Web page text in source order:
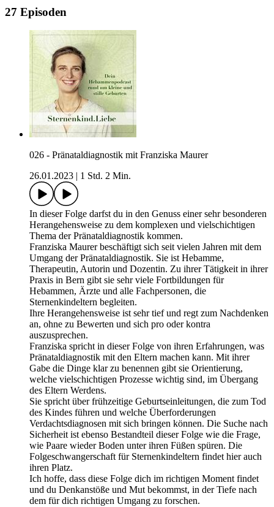
27 Episoden
026 - Pränataldiagnostik mit Franziska Maurer
26.01.2023
1 Std. 2 Min.
In dieser Folge darfst du in den Genuss einer sehr besonderen
Herangehensweise zu dem komplexen und vielschichtigen
Thema der Pränataldiagnostik kommen.
Franziska Maurer beschäftigt sich seit vielen Jahren mit dem
Umgang der Pränataldiagnostik. Sie ist Hebamme,
Therapeutin, Autorin und Dozentin. Zu ihrer Tätigkeit in ihrer
Praxis in Bern gibt sie sehr viele Fortbildungen für
Hebammen, Ärzte und alle Fachpersonen, die
Sternenkindeltern begleiten.
Ihre Herangehensweise ist sehr tief und regt zum Nachdenken
an, ohne zu Bewerten und sich pro oder kontra
auszusprechen.
Franziska spricht in dieser Folge von ihren Erfahrungen, was
Pränataldiagnostik mit den Eltern machen kann. Mit ihrer
Gabe die Dinge klar zu benennen gibt sie Orientierung,
welche vielschichtigen Prozesse wichtig sind, im Übergang
des Eltern Werdens.
Sie spricht über frühzeitige Geburtseinleitungen, die zum Tod
des Kindes führen und welche Überforderungen
Verdachtsdiagnosen mit sich bringen können. Die Suche nach
Sicherheit ist ebenso Bestandteil dieser Folge wie die Frage,
wie Paare wieder Boden unter ihren Füßen spüren. Die
Folgeschwangerschaft für Sternenkindeltern findet hier auch
ihren Platz.
Ich hoffe, dass diese Folge dich im richtigen Moment findet
und du Denkanstöße und Mut bekommst, in der Tiefe nach
dem für dich richtigen Umgang zu forschen.